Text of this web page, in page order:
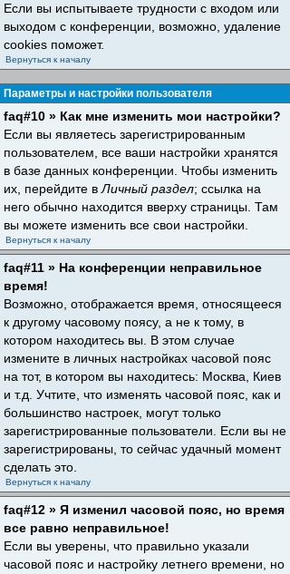
Если вы испытываете трудности с входом или
выходом с конференции, возможно, удаление
cookies поможет.
Вернуться к началу
Параметры и настройки пользователя
faq#10 » Как мне изменить мои настройки?
Если вы являетесь зарегистрированным
пользователем, все ваши настройки хранятся
в базе данных конференции. Чтобы изменить
их, перейдите в Личный раздел; ссылка на
него обычно находится вверху страницы. Там
вы можете изменить все свои настройки.
Вернуться к началу
faq#11 » На конференции неправильное
время!
Возможно, отображается время, относящееся
к другому часовому поясу, а не к тому, в
котором находитесь вы. В этом случае
измените в личных настройках часовой пояс
на тот, в котором вы находитесь: Москва, Киев
и т.д. Учтите, что изменять часовой пояс, как и
большинство настроек, могут только
зарегистрированные пользователи. Если вы не
зарегистрированы, то сейчас удачный момент
сделать это.
Вернуться к началу
faq#12 » Я изменил часовой пояс, но время
все равно неправильное!
Если вы уверены, что правильно указали
часовой пояс и настройку летнего времени, но